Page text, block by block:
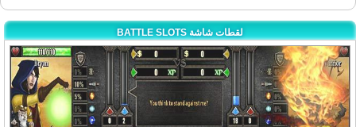
BATTLE SLOTS لقطات شاشة